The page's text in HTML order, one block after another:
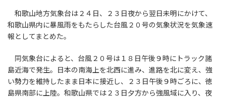
和歌山地方気象台は２４日、２３日夜から翌日未明にかけて、
和歌山県内に暴風雨をもたらした台風２０号の気象状況を気象速
報としてまとめた。
同気象台によると、台風２０号は１８日午後９時にトラック諸
島近海で発生。日本の南海上を北西に進み、進路を北に変え、強
い勢力を維持したまま日本に接近し、２３日午後９時ごろに、徳
島県南部に上陸。和歌山県では２３日夕方から強風域に入り、夜